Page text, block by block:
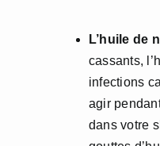
L’huile de
cassants,
infections
agir
dans votre